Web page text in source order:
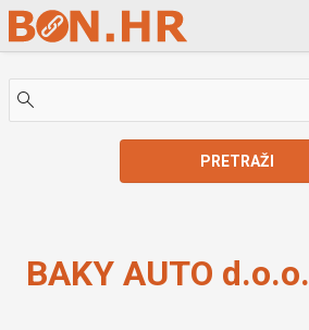
Skip to Main Content
PRETRAŽI
BAKY AUTO d.o.o.